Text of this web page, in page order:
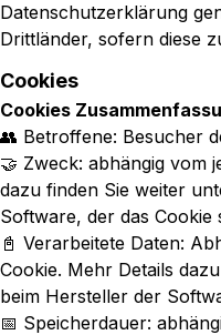
Datenschutzerklärung
Drittländer, sofern diese
Cookies
Cookies
👥 Betroffene: Besucher
🤝 Zweck: abhängig vom
dazu finden Sie weiter
Software, der das Cookie
📓 Verarbeitete Daten:
Cookie. Mehr Details
beim Hersteller der
📅 Speicherdauer: